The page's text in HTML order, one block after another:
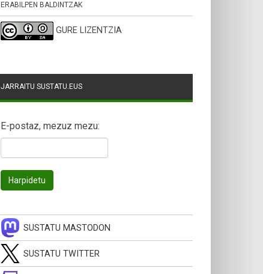
ERABILPEN BALDINTZAK
GURE LIZENTZIA
JARRAITU SUSTATU.EUS
E-postaz, mezuz mezu:
SUSTATU MASTODON
SUSTATU TWITTER